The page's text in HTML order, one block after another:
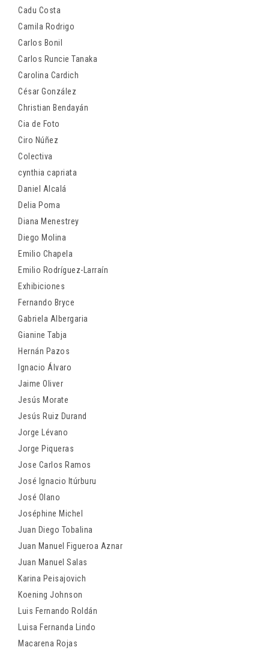
Cadu Costa
Camila Rodrigo
Carlos Bonil
Carlos Runcie Tanaka
Carolina Cardich
César González
Christian Bendayán
Cia de Foto
Ciro Núñez
Colectiva
cynthia capriata
Daniel Alcalá
Delia Poma
Diana Menestrey
Diego Molina
Emilio Chapela
Emilio Rodríguez-Larraín
Exhibiciones
Fernando Bryce
Gabriela Albergaria
Gianine Tabja
Hernán Pazos
Ignacio Álvaro
Jaime Oliver
Jesús Morate
Jesús Ruiz Durand
Jorge Lévano
Jorge Piqueras
Jose Carlos Ramos
José Ignacio Itúrburu
José Olano
Joséphine Michel
Juan Diego Tobalina
Juan Manuel Figueroa Aznar
Juan Manuel Salas
Karina Peisajovich
Koening Johnson
Luis Fernando Roldán
Luisa Fernanda Lindo
Macarena Rojas